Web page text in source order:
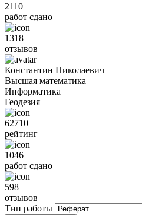
2110
работ сдано
1318
отзывов
Константин Николаевич
Высшая математика
Информатика
Геодезия
62710
рейтинг
1046
работ сдано
598
отзывов
Тип работы